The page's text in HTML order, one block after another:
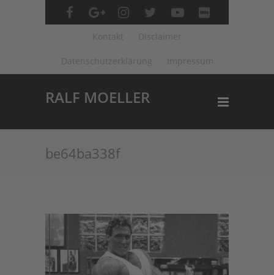
Kontakt Disclaimer
Datenschutzerklärung Impressum
RALF MOELLER
be64ba338f